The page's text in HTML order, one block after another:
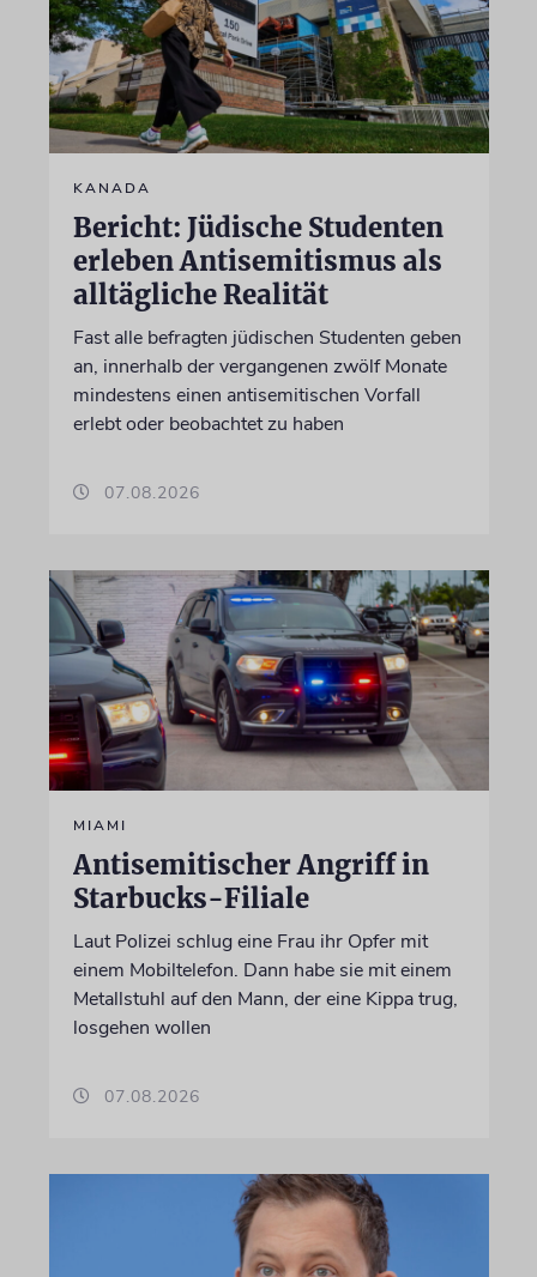
KANADA
Bericht: Jüdische Studenten
erleben Antisemitismus als
alltägliche Realität
Fast alle befragten jüdischen Studenten geben
an, innerhalb der vergangenen zwölf Monate
mindestens einen antisemitischen Vorfall
erlebt oder beobachtet zu haben
07.08.2026
MIAMI
Antisemitischer Angriff in
Starbucks-Filiale
Laut Polizei schlug eine Frau ihr Opfer mit
einem Mobiltelefon. Dann habe sie mit einem
Metallstuhl auf den Mann, der eine Kippa trug,
losgehen wollen
07.08.2026